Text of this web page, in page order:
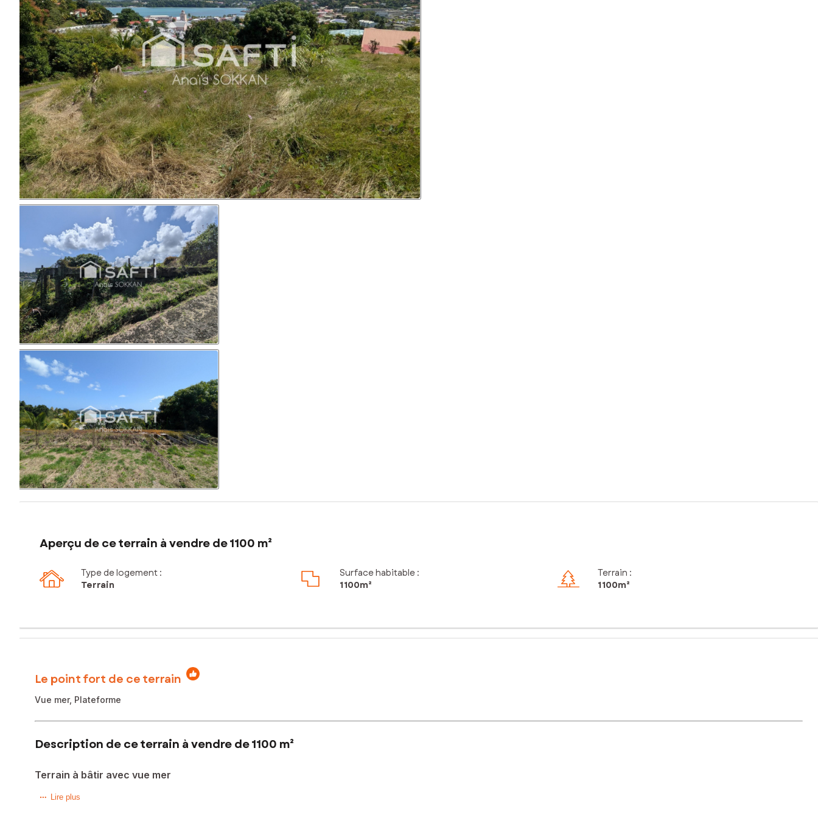
Aperçu de ce terrain à vendre de 1100 m²
Type de logement :
Terrain
Surface habitable :
1 100m²
Terrain :
1 100m²
Le point fort de ce terrain
Vue mer, Plateforme
Description de ce terrain à vendre de 1100 m²
Terrain à bâtir avec vue mer
Anaïs SOKKAN vous propose en exclusivité ce magnifique terrain prêt à bâtir à Trinité.
Lire plus